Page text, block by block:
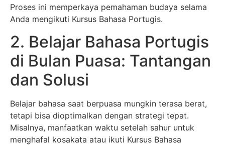
Proses ini memperkaya pemahaman budaya selama
Anda mengikuti Kursus Bahasa Portugis.
2. Belajar Bahasa Portugis
di Bulan Puasa: Tantangan
dan Solusi
Belajar bahasa saat berpuasa mungkin terasa berat,
tetapi bisa dioptimalkan dengan strategi tepat.
Misalnya, manfaatkan waktu setelah sahur untuk
menghafal kosakata atau ikuti Kursus Bahasa